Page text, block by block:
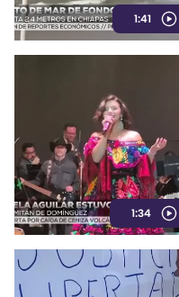
1:41
1:34